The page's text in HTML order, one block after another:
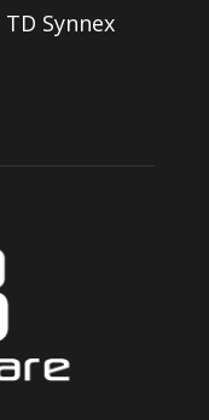
TD Synnex